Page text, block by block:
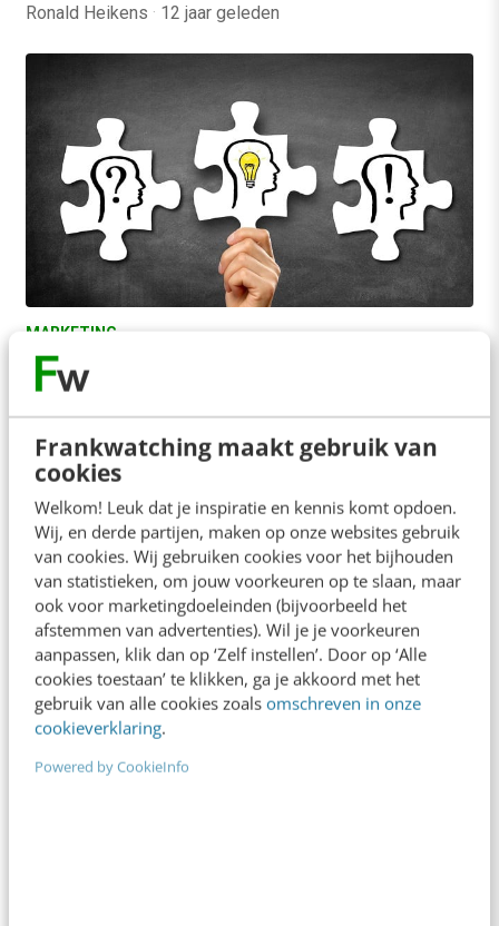
Frankwatching maakt gebruik van
cookies
Welkom! Leuk dat je inspiratie en kennis komt opdoen.
Wij, en derde partijen, maken op onze websites gebruik
van cookies. Wij gebruiken cookies voor het bijhouden
van statistieken, om jouw voorkeuren op te slaan, maar
ook voor marketingdoeleinden (bijvoorbeeld het
afstemmen van advertenties). Wil je je voorkeuren
aanpassen, klik dan op ‘Zelf instellen’. Door op ‘Alle
cookies toestaan’ te klikken, ga je akkoord met het
gebruik van alle cookies zoals omschreven in onze
cookieverklaring.
Powered by CookieInfo
Ronald Heikens · 12 jaar geleden
MARKETING
In 3 stappen van latente behoeftes naar
innovatieve concepten
Wel eens gehoord van Human-Centered Design,
Design Thinking, Service Design, Experience
Design, Participitory Design of Lean UX? Al deze
vakgebieden streven naar innovatieve…
Floor Hickmann· 12 jaar geleden